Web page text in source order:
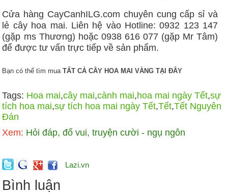
Cửa hàng CayCanhILG.com chuyên cung cấp sỉ và
lẻ cây hoa mai. Liên hệ vào Hotline: 0932 123 147
(gặp ms Thương) hoặc 0938 616 077 (gặp Mr Tâm)
để được tư vấn trực tiếp về sản phẩm.
Bạn có thể tìm muaTẤT CẢ CÂY HOA MAI VÀNG TẠI ĐÂY
Tags: Hoa mai,cây mai,cành mai,hoa mai ngày Tết,sự
tích hoa mai,sự tích hoa mai ngày Tết,Tết,Tết Nguyên
Đán
Xem: Hỏi đáp, đố vui, truyện cười - ngụ ngôn
Lazi.vn
Bình luận